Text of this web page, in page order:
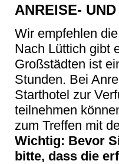
ANREISE-
Wir empfehlen
Nach Lüttich gibt
Großstädten ist
Stunden. Bei
Starthotel zur
teilnehmen
zum Treffen mit
Wichtig: Bevor
bitte, dass die